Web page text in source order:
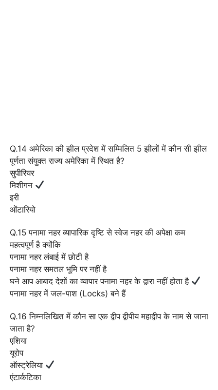
Q.14 अमेरिका की झील प्रदेश में सम्मिलित 5 झीलों में कौन सी झील
पूर्णता संयुक्त राज्य अमेरिका में स्थित है?
सुपीरियर
मिशीगन
इरी
ओंटारियो
Q.15 पनामा नहर व्यापारिक दृष्टि से स्वेज नहर की अपेक्षा कम
महत्वपूर्ण है क्योंकि
पनामा नहर लंबाई में छोटी है
पनामा नहर समतल भूमि पर नहीं है
घने आप आबाद देशों का व्यापार पनामा नहर के द्वारा नहीं होता है
पनामा नहर में जल-पाश (Locks) बने हैं
Q.16 निम्नलिखित में कौन सा एक द्वीप द्वीपीय महाद्वीप के नाम से जाना
जाता है?
एशिया
यूरोप
ऑस्ट्रेलिया
एंटार्कटिका